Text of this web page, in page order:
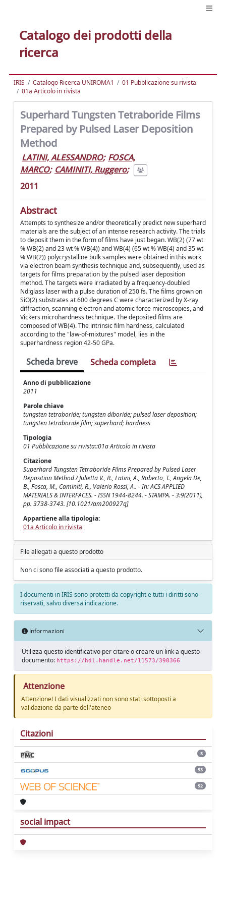
Catalogo dei prodotti della
ricerca
IRIS Catalogo Ricerca UNIROMA1
01 Pubblicazione su rivista
01a Articolo in rivista
Superhard Tungsten Tetraboride Films
Prepared by Pulsed Laser Deposition
Method
LATINI, ALESSANDRO; FOSCA,
MARCO; CAMINITI, Ruggero;
2011
Abstract
Attempts to synthesize and/or theoretically predict new superhard
materials are the subject of an intense research activity. The trials
to deposit them in the form of films have just began. WB(2) (77 wt
% WB(2) and 23 wt % WB(4)) and WB(4) (65 wt % WB(4) and 35 wt
% WB(2)) polycrystalline bulk samples were obtained in this work
via electron beam synthesis technique and, subsequently, used as
targets for films preparation by the pulsed laser deposition
method. The targets were irradiated by a frequency-doubled
Nd:glass laser with a pulse duration of 250 fs. The films grown on
SiO(2) substrates at 600 degrees C were characterized by X-ray
diffraction, scanning electron and atomic force microscopies, and
Vickers microhardness technique. The deposited films are
composed of WB(4). The intrinsic film hardness, calculated
according to the "law-of-mixtures" model, lies in the
superhardness region 42-50 GPa.
Scheda breve Scheda completa
Anno di pubblicazione
2011
Parole chiave
tungsten tetraboride; tungsten diboride; pulsed laser deposition;
tungsten tetraboride film; superhard; hardness
Tipologia
01 Pubblicazione su rivista::01a Articolo in rivista
Citazione
Superhard Tungsten Tetraboride Films Prepared by Pulsed Laser
Deposition Method / Julietta V., R., Latini, A., Roberto, T., Angela De,
B., Fosca, M., Caminiti, R., Valerio Rossi, A.. - In: ACS APPLIED
MATERIALS & INTERFACES. - ISSN 1944-8244. - STAMPA. - 3:9(2011),
pp. 3738-3743. [10.1021/am200927q]
Appartiene alla tipologia:
01a Articolo in rivista
File allegati a questo prodotto
Non ci sono file associati a questo prodotto.
I documenti in IRIS sono protetti da copyright e tutti i diritti sono
riservati, salvo diversa indicazione.
Informazioni
Utilizza questo identificativo per citare o creare un link a questo
documento: https://hdl.handle.net/11573/398366
Attenzione
Attenzione! I dati visualizzati non sono stati sottoposti a
validazione da parte dell'ateneo
Citazioni
3
53
52
social impact